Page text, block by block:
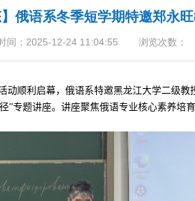
】俄语系冬季短学期特邀郑永
间：2025-12-24 11:04:55 浏览次数：
动顺利启幕， 俄语系特邀黑龙江大学二级教
”专题讲座。讲座聚焦俄语专业核心素养培